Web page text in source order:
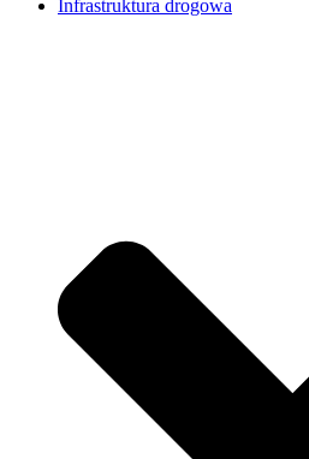
Infrastruktura drogowa